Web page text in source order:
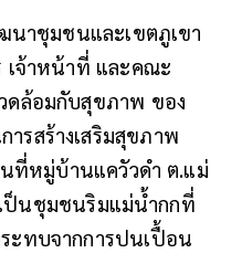
าชุมชนและเขตภูเขา
จ้าหน้าที่ และคณะ
ดล้อมกับสุขภาพ ของ
รสร้างเสริมสุขภาพ
ที่หมู่บ้านแควัวดำ ต.แม่
เป็นชุมชนริมแม่น้ำกกที่
ะทบจากการปนเปื้อน